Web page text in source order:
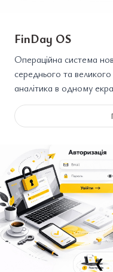
FinDay OS
Операційна система
середнього та великого
аналітика в одному
❮